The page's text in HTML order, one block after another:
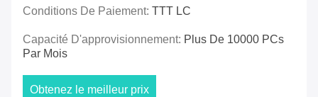
Conditions De Paiement: TTT LC
Capacité D'approvisionnement: Plus De 10000 PCs
Par Mois
Obtenez le meilleur prix